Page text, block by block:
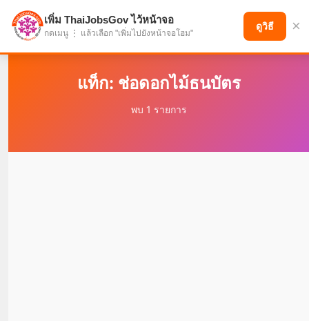
แบ่งปันโอกาส เพื่ออนาคตที่ก้าวหน้า
แท็ก: ช่อดอกไม้ธนบัตร
พบ 1 รายการ
เพิ่ม ThaiJobsGov ไว้หน้าจอ
กดเมนู ⋮ แล้วเลือก "เพิ่มไปยังหน้าจอโฮม"
ดูวิธี ×